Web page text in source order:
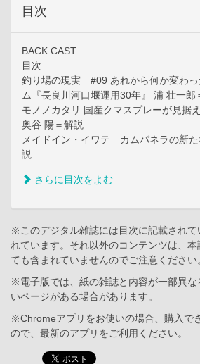
目次
BACK CAST
目次
釣り場の現実 #09 あれから何か変わっ
ム『長良川河口堰運用30年』 浦 壮一郎
モノノカタリ 国産クマスプレーが見据
奥谷 陽＝解説
メイドイン・イワテ カムパネラの新
説
さらに目次をよむ
※このデジタル雑誌には目次に記載されて
れています。それ以外のコンテンツは、
ても含まれていませんのでご注意ください
※電子版では、紙の雑誌と内容が一部異な
いページがある場合があります。
※Chromeアプリをお使いの場合、購入で
ので、最新のアプリをご利用ください。